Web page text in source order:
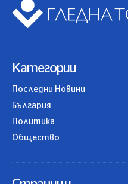
Категории
Последни Новини
България
Политика
Общество